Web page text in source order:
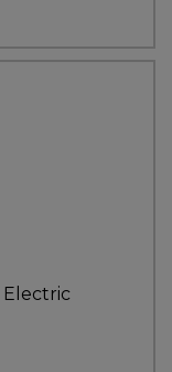
Electric